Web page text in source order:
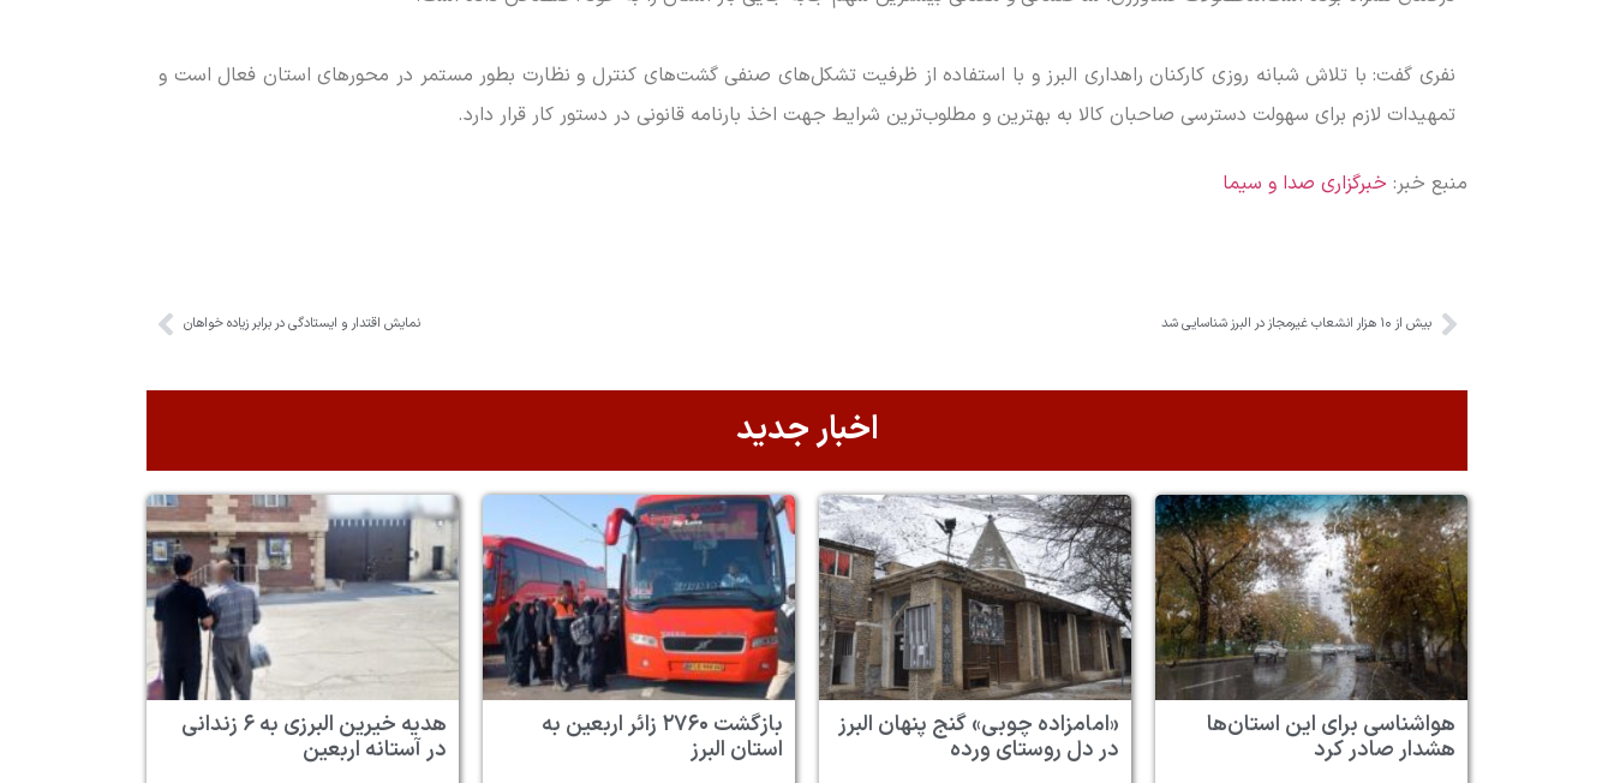
نفری گفت: با تلاش شبانه روزی کارکنان راهداری البرز و با استفاده از ظرفیت تشکل‌های صنفی گشت‌های کنترل و نظارت بطور مستمر در محور‌های استان فعال است و
تمهیدات لازم برای سهولت دسترسی صاحبان کالا به بهترین و مطلوب‌ترین شرایط جهت اخذ بارنامه قانونی در دستور کار قرار دارد.
منبع خبر: خبرگزاری صدا و سیما
بیش از ۱۰ هزار انشعاب غیرمجاز در البرز شناسایی شد نمایش اقتدار و ایستادگی در برابر زیاده خواهان
اخبار جدید
هواشناسی برای این استان‌ها
هشدار صادر کرد
«امامزاده چوبی» گنج پنهان البرز
در دل روستای ورده
بازگشت ۲۷۶۰ زائر اربعین به
استان البرز
هدیه خیرین البرزی به ۶ زندانی
در آستانه اربعین